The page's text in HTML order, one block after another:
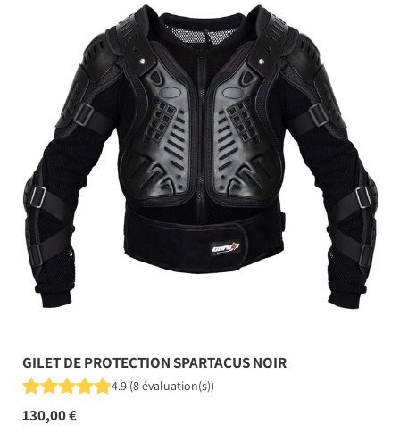
GILET DE PROTECTION SPARTACUS NOIR
4.9 (8évaluation(s))
130,00 €